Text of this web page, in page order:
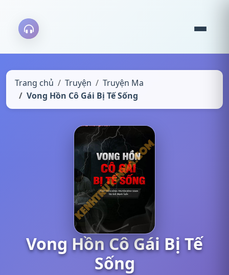
Trang chủ Truyện
Truyện Ma
Vong Hồn Cô Gái Bị Tế Sống
Vong Hồn Cô Gái Bị Tế
Sống